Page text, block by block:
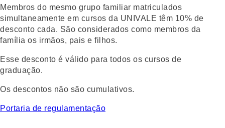
Membros do mesmo grupo familiar matriculados
simultaneamente em cursos da UNIVALE têm 10% de
desconto cada. São considerados como membros da
família os irmãos, pais e filhos.
Esse desconto é válido para todos os cursos de
graduação.
Os descontos não são cumulativos.
Portaria de regulamentação